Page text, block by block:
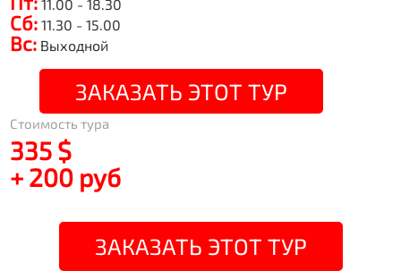
11.00 - 18.30
Сб: 11.30 - 15.00
Вс: Выходной
ЗАКАЗАТЬ ЭТОТ ТУР
Стоимость тура
335 $
+ 200 руб
ЗАКАЗАТЬ ЭТОТ ТУР